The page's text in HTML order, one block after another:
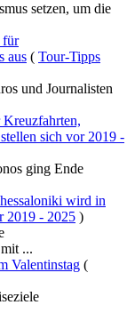
setzen, um die
für
aus ( Tour-Tipps
und Journalisten
sich vor 2019 -
ging Ende
wird in
2019 - 2025 )
...
Valentinstag (